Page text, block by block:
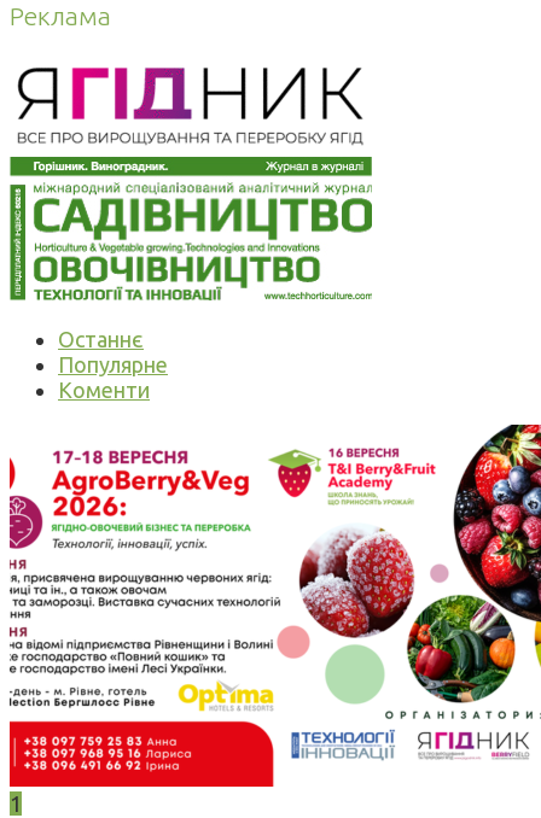
Реклама
Останнє
Популярне
Коменти
1